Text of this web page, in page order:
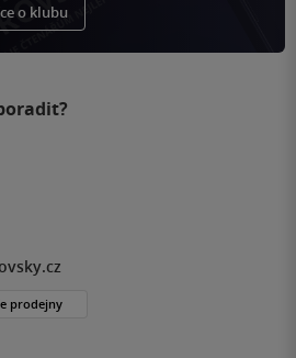
o klubu
prodejny